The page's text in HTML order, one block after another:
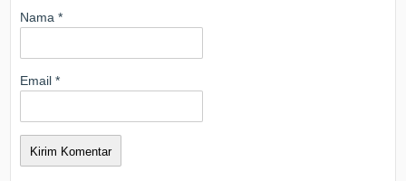
Nama*
Email*